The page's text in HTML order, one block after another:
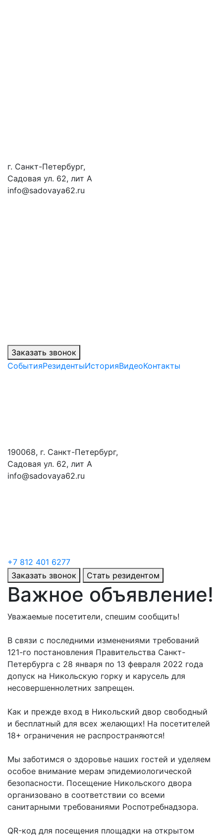
г. Санкт-Петербург,
Садовая ул. 62, лит А
info@sadovaya62.ru
Заказать звонок
СобытияРезидентыИсторияВидеоКонтакты
190068, г. Санкт-Петербург,
Садовая ул. 62, лит А
info@sadovaya62.ru
+7 812 401 6277
Заказать звонок
Стать резидентом
Важное объявление!
Уважаемые посетители, спешим сообщить!
В связи с последними изменениями требований
121-го постановления Правительства Санкт-
Петербурга с 28 января по 13 февраля 2022 года
допуск на Никольскую горку и карусель для
несовершеннолетних запрещен.
Как и прежде вход в Никольский двор свободный
и бесплатный для всех желающих! На посетителей
18+ ограничения не распространяются!
Мы заботимся о здоровье наших гостей и уделяем
особое внимание мерам эпидемиологической
безопасности. Посещение Никольского двора
организовано в соответствии со всеми
санитарными требованиями Роспотребнадзора.
QR-код для посещения площадки на открытом